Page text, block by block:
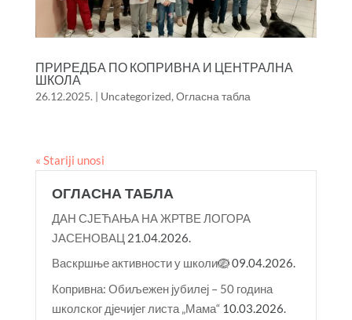
ПРИРЕДБА ПО КОПРИВНА И ЦЕНТРАЛНА
ШКОЛА
26.12.2025. | Uncategorized, Огласна табла
« Stariji unosi
ОГЛАСНА ТАБЛА
ДАН СЈЕЋАЊА НА ЖРТВЕ ЛОГОРА
ЈАСЕНОВАЦ 21.04.2026.
Васкршње активности у школи🪺09.04.2026.
Копривна: Обиљежен јубилеј – 50 година
школског дјечијег листа „Мама“ 10.03.2026.